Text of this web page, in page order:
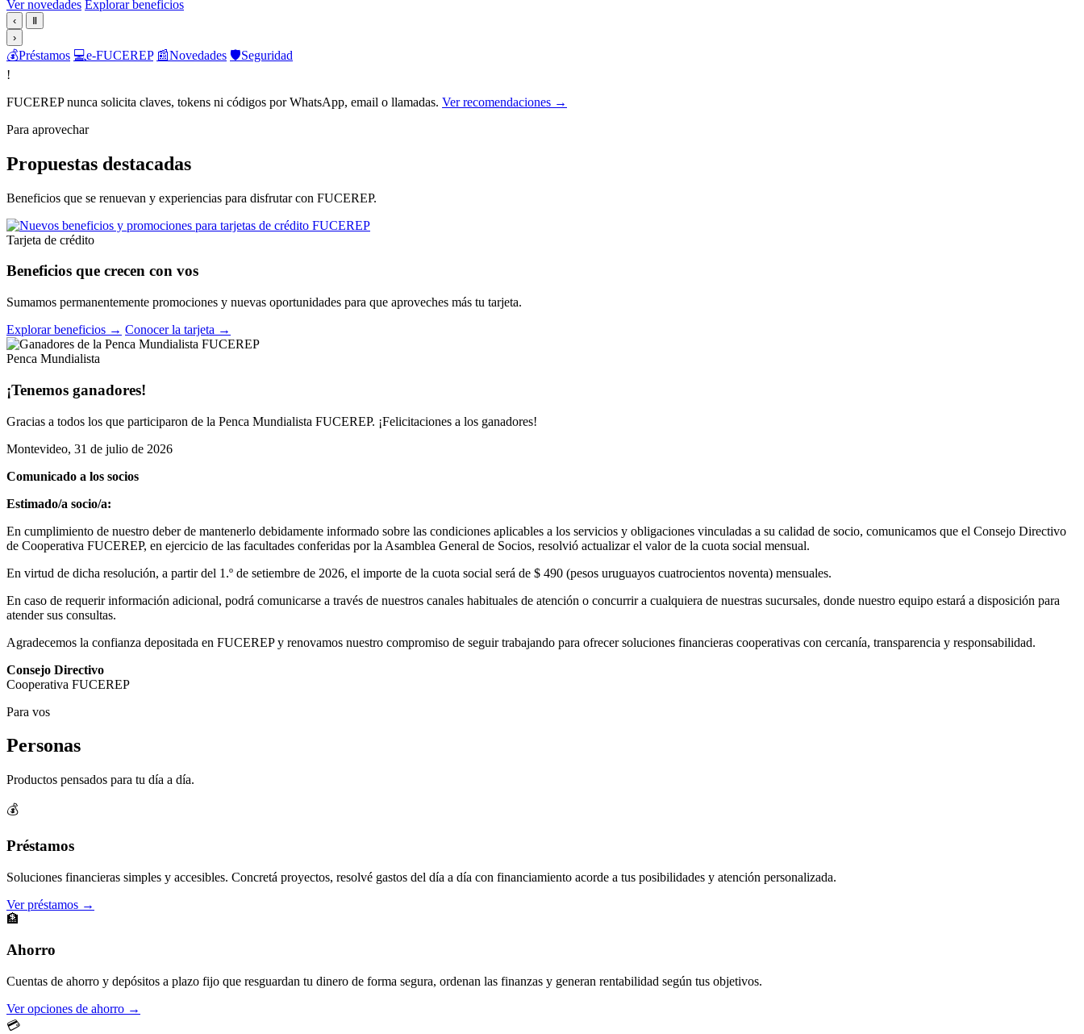
Ver novedades Explorar beneficios
‹
Ⅱ
›
💰Préstamos 💻e-FUCEREP 📰Novedades 🛡️Seguridad
!
FUCEREP nunca solicita claves, tokens ni códigos por WhatsApp, email o llamadas. Ver recomendaciones →
Para aprovechar
Propuestas destacadas
Beneficios que se renuevan y experiencias para disfrutar con FUCEREP.
Tarjeta de crédito
Beneficios que crecen con vos
Sumamos permanentemente promociones y nuevas oportunidades para que aproveches más tu tarjeta.
Explorar beneficios → Conocer la tarjeta →
Penca Mundialista
¡Tenemos ganadores!
Gracias a todos los que participaron de la Penca Mundialista FUCEREP. ¡Felicitaciones a los ganadores!
Montevideo, 31 de julio de 2026
Comunicado a los socios
Estimado/a socio/a:
En cumplimiento de nuestro deber de mantenerlo debidamente informado sobre las condiciones aplicables a los servicios y obligaciones vinculadas a su calidad de socio, comunicamos que el Consejo Directivo
de Cooperativa FUCEREP, en ejercicio de las facultades conferidas por la Asamblea General de Socios, resolvió actualizar el valor de la cuota social mensual.
En virtud de dicha resolución, a partir del 1.º de setiembre de 2026, el importe de la cuota social será de $ 490 (pesos uruguayos cuatrocientos noventa) mensuales.
En caso de requerir información adicional, podrá comunicarse a través de nuestros canales habituales de atención o concurrir a cualquiera de nuestras sucursales, donde nuestro equipo estará a disposición para
atender sus consultas.
Agradecemos la confianza depositada en FUCEREP y renovamos nuestro compromiso de seguir trabajando para ofrecer soluciones financieras cooperativas con cercanía, transparencia y responsabilidad.
Consejo Directivo
Cooperativa FUCEREP
Para vos
Personas
Productos pensados para tu día a día.
💰
Préstamos
Soluciones financieras simples y accesibles. Concretá proyectos, resolvé gastos del día a día con financiamiento acorde a tus posibilidades y atención personalizada.
Ver préstamos →
🏦
Ahorro
Cuentas de ahorro y depósitos a plazo fijo que resguardan tu dinero de forma segura, ordenan las finanzas y generan rentabilidad según tus objetivos.
Ver opciones de ahorro →
💳